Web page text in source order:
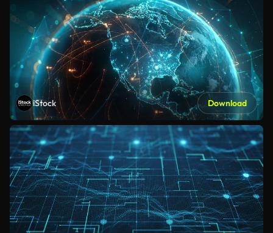
iStock Download